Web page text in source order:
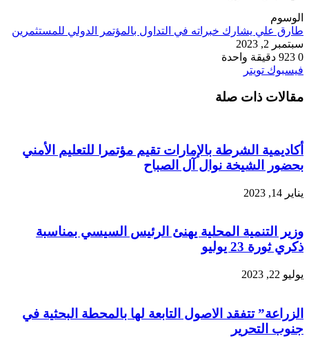
الوسوم
طارق علي يشارك خبراته في التداول بالمؤتمر الدولي للمستثمرين
سبتمبر 2, 2023
0
دقيقة واحدة
فيسبوك تويتر
البريد
مقالات ذات صلة
أكاديمية الشرطة بالإمارات تقيم مؤتمرا للتعليم الأمني
بحضور الشيخة نوال آل الصباح
يناير 14, 2023
وزير التنمية المحلية يهنئ الرئيس السيسي بمناسبة
ذكري ثورة 23 يوليو
يوليو 22, 2023
الزراعة” تتفقد الاصول التابعة لها بالمحطة البحثية في
جنوب التحرير